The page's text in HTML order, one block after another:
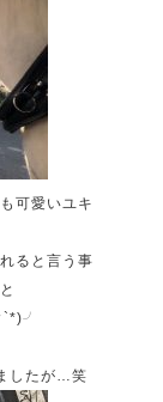
可愛いユキ
ると言う事
`*)╯
したが 笑